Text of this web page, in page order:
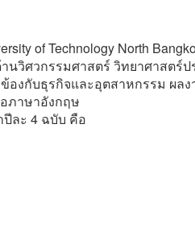
of Technology North
นวิศวกรรมศาสตร์ วิทยาศาสตร์ป
องกับธุรกิจและอุตสาหกรรม ผล
ภาษาอังกฤษ
ละ 4 ฉบับ คือ